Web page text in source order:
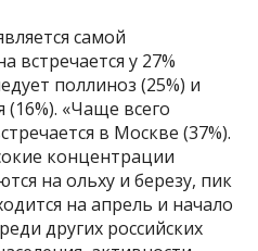
самой
встречается у 27%
поллиноз (25%) и
(16%). «Чаще всего
в Москве (37%).
концентрации
на ольху и березу, пик
на апрель и начало
других российских